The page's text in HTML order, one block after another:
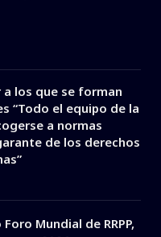
a los que se forman
“Todo el equipo de la
a normas
de los derechos
Mundial de RRPP,